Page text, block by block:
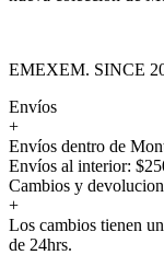
EMEXEM. SINCE
Envíos
+
Envíos dentro de
Envíos al interior:
Cambios y
+
Los cambios tienen
de 24hrs.